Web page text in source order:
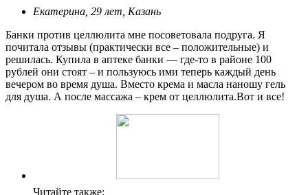
Екатерина, 29 лет, Казань
Банки против целлюлита мне посоветовала подруга. Я
почитала отзывы (практически все – положительные) и
решилась. Купила в аптеке банки — где-то в районе 100
рублей они стоят – и пользуюсь ими теперь каждый день
вечером во время душа. Вместо крема и масла наношу гель
для душа. А после массажа – крем от целлюлита.Вот и все!
Читайте также: